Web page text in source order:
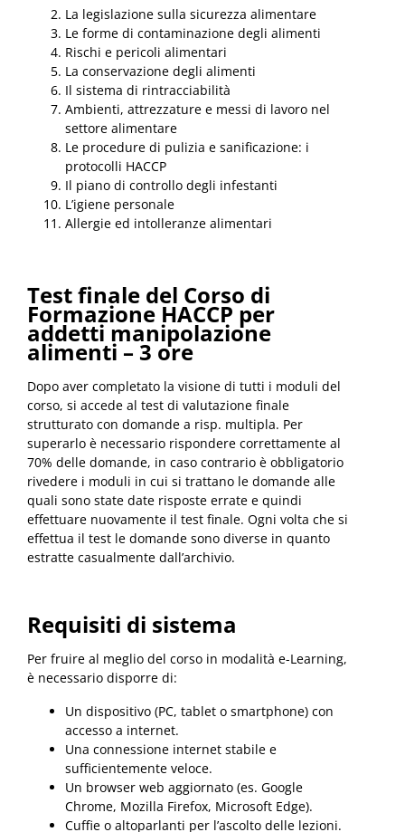
La legislazione sulla sicurezza alimentare
Le forme di contaminazione degli alimenti
Rischi e pericoli alimentari
La conservazione degli alimenti
Il sistema di rintracciabilità
Ambienti, attrezzature e messi di lavoro nel
settore alimentare
Le procedure di pulizia e sanificazione: i
protocolli HACCP
Il piano di controllo degli infestanti
L’igiene personale
Allergie ed intolleranze alimentari
Test finale del Corso di
Formazione HACCP per
addetti manipolazione
alimenti – 3 ore
Dopo aver completato la visione di tutti i moduli del
corso, si accede al test di valutazione finale
strutturato con domande a risp. multipla. Per
superarlo è necessario rispondere correttamente al
70% delle domande, in caso contrario è obbligatorio
rivedere i moduli in cui si trattano le domande alle
quali sono state date risposte errate e quindi
effettuare nuovamente il test finale. Ogni volta che si
effettua il test le domande sono diverse in quanto
estratte casualmente dall’archivio.
Requisiti di sistema
Per fruire al meglio del corso in modalità e-Learning,
è necessario disporre di:
Un dispositivo (PC, tablet o smartphone) con
accesso a internet.
Una connessione internet stabile e
sufficientemente veloce.
Un browser web aggiornato (es. Google
Chrome, Mozilla Firefox, Microsoft Edge).
Cuffie o altoparlanti per l’ascolto delle lezioni.